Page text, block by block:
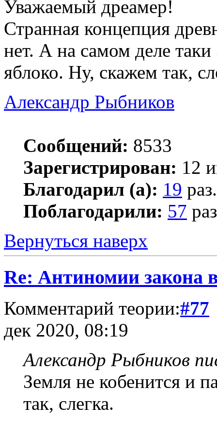
Уважаемый дреамер!
Странная концепция
нет. А на самом деле
яблоко. Ну, скажем так,
Александр Рыбников
Сообщений: 8533
Зарегистрирован: 12
Благодарил (а): 19 раз.
Поблагодарили: 57
Вернуться наверх
Re: Антиномии закона
Комментарий теории:#77
дек 2020, 08:19
Александр Рыбников
Земля не кобенится и
так, слегка.